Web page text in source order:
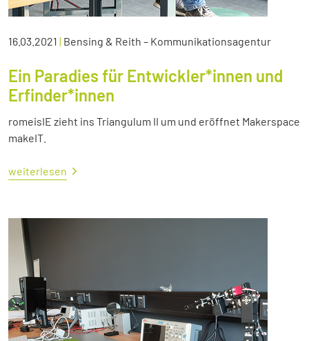
16.03.2021 | Bensing & Reith – Kommunikationsagentur
Ein Paradies für Entwickler*innen und
Erfinder*innen
romeisIE zieht ins Triangulum II um und eröffnet Makerspace
makeIT.
weiterlesen